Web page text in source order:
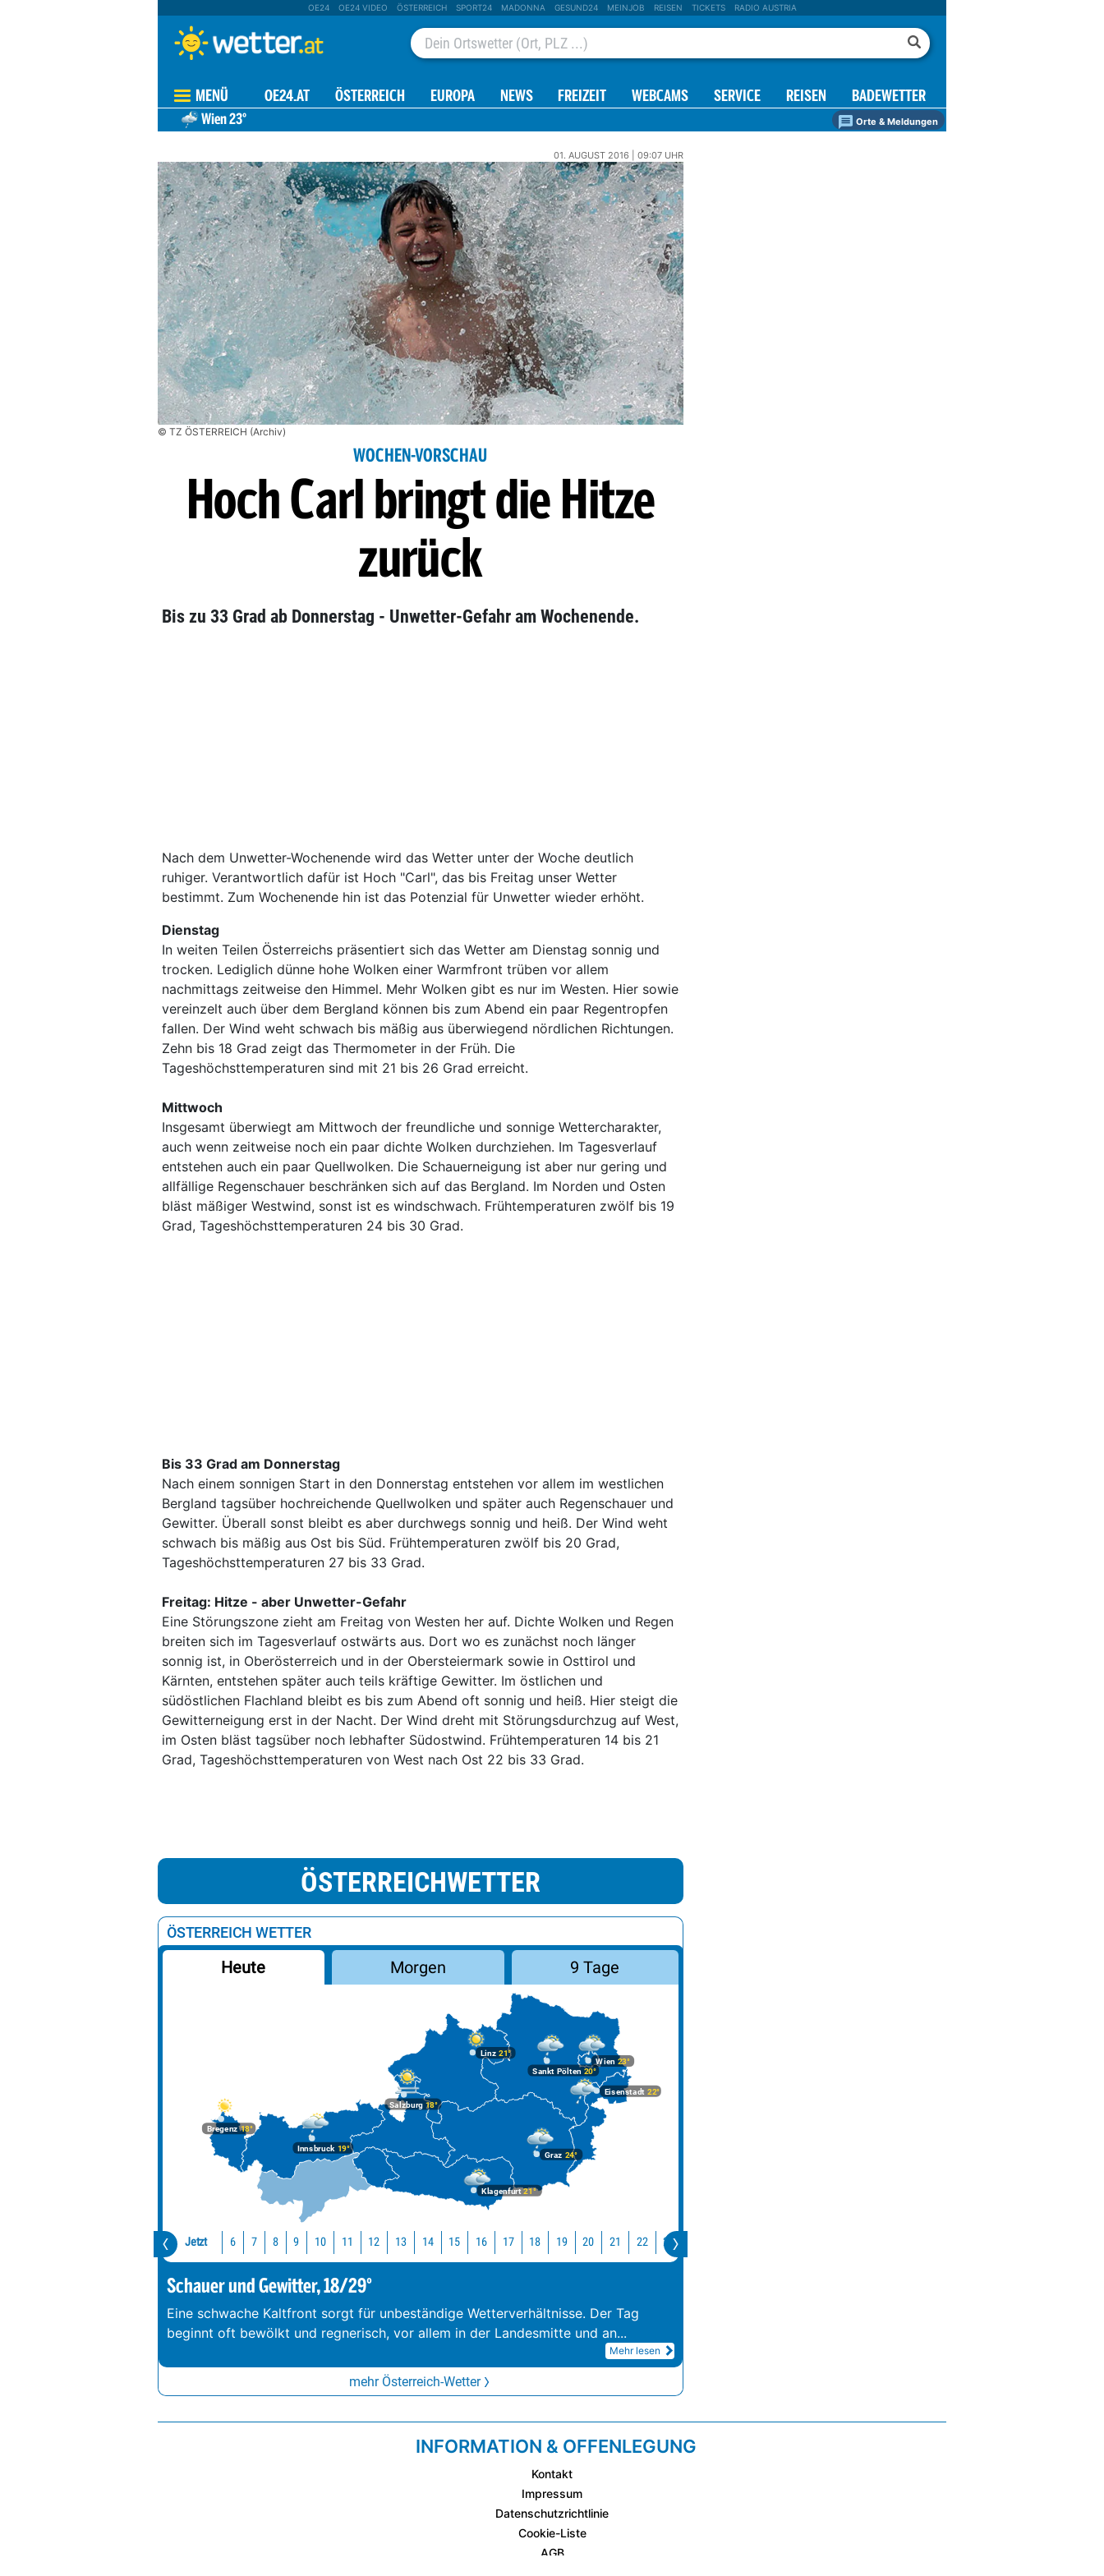
OE24 OE24 VIDEO ÖSTERREICH SPORT24 MADONNA GESUND24 MEINJOB REISEN TICKETS RADIO AUSTRIA
MENÜ OE24.AT ÖSTERREICH EUROPA NEWS FREIZEIT WEBCAMS SERVICE REISEN BADEWETTER
Wien23° Orte & Meldungen
01. AUGUST 2016 | 09:07 UHR
© TZ ÖSTERREICH (Archiv)
WOCHEN-VORSCHAU
Hoch Carl bringt die Hitze
zurück
Bis zu 33 Grad ab Donnerstag - Unwetter-Gefahr am Wochenende.
Nach dem Unwetter-Wochenende wird das Wetter unter der Woche deutlich
ruhiger. Verantwortlich dafür ist Hoch "Carl", das bis Freitag unser Wetter
bestimmt. Zum Wochenende hin ist das Potenzial für Unwetter wieder erhöht.
Dienstag
In weiten Teilen Österreichs präsentiert sich das Wetter am Dienstag sonnig und
trocken. Lediglich dünne hohe Wolken einer Warmfront trüben vor allem
nachmittags zeitweise den Himmel. Mehr Wolken gibt es nur im Westen. Hier sowie
vereinzelt auch über dem Bergland können bis zum Abend ein paar Regentropfen
fallen. Der Wind weht schwach bis mäßig aus überwiegend nördlichen Richtungen.
Zehn bis 18 Grad zeigt das Thermometer in der Früh. Die
Tageshöchsttemperaturen sind mit 21 bis 26 Grad erreicht.
Mittwoch
Insgesamt überwiegt am Mittwoch der freundliche und sonnige Wettercharakter,
auch wenn zeitweise noch ein paar dichte Wolken durchziehen. Im Tagesverlauf
entstehen auch ein paar Quellwolken. Die Schauerneigung ist aber nur gering und
allfällige Regenschauer beschränken sich auf das Bergland. Im Norden und Osten
bläst mäßiger Westwind, sonst ist es windschwach. Frühtemperaturen zwölf bis 19
Grad, Tageshöchsttemperaturen 24 bis 30 Grad.
Bis 33 Grad am Donnerstag
Nach einem sonnigen Start in den Donnerstag entstehen vor allem im westlichen
Bergland tagsüber hochreichende Quellwolken und später auch Regenschauer und
Gewitter. Überall sonst bleibt es aber durchwegs sonnig und heiß. Der Wind weht
schwach bis mäßig aus Ost bis Süd. Frühtemperaturen zwölf bis 20 Grad,
Tageshöchsttemperaturen 27 bis 33 Grad.
Freitag: Hitze - aber Unwetter-Gefahr
Eine Störungszone zieht am Freitag von Westen her auf. Dichte Wolken und Regen
breiten sich im Tagesverlauf ostwärts aus. Dort wo es zunächst noch länger
sonnig ist, in Oberösterreich und in der Obersteiermark sowie in Osttirol und
Kärnten, entstehen später auch teils kräftige Gewitter. Im östlichen und
südöstlichen Flachland bleibt es bis zum Abend oft sonnig und heiß. Hier steigt die
Gewitterneigung erst in der Nacht. Der Wind dreht mit Störungsdurchzug auf West,
im Osten bläst tagsüber noch lebhafter Südostwind. Frühtemperaturen 14 bis 21
Grad, Tageshöchsttemperaturen von West nach Ost 22 bis 33 Grad.
ÖSTERREICHWETTER
ÖSTERREICH WETTER
Heute Morgen 9 Tage
Bregenz18°
Graz 24°
Innsbruck19°
Klagenfurt21°
Linz 21°
Salzburg18°
Wien 23°
Eisenstadt 22°
Sankt Pölten 20°
Jetzt 6 7 8 9 10 11 12 13 14 15 16 17 18 19 20 21 22 23
Schauer und Gewitter, 18/29°
Eine schwache Kaltfront sorgt für unbeständige Wetterverhältnisse. Der Tag
beginnt oft bewölkt und regnerisch, vor allem in der Landesmitte und an...
Mehr lesen
mehr Österreich-Wetter
INFORMATION & OFFENLEGUNG
Kontakt
Impressum
Datenschutzrichtlinie
Cookie-Liste
AGB